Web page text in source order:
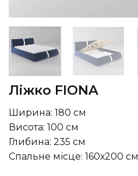
Ліжко FIONA
Ширина: 180 см
Висота: 100 см
Глибина: 235 см
Спальне місце: 160х200 см